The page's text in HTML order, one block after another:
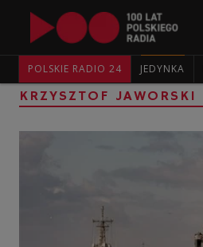
POLSKIE RADIO 24 JEDYNKA
KRZYSZTOF JAWORSKI